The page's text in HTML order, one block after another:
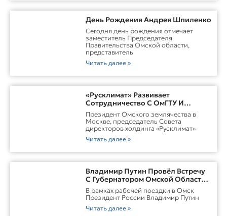
День Рождения Андрея Шпиленко
Cегодня день рождения отмечает
заместитель Председателя
Правительства Омской области,
представитель
Читать далее »
«Русклимат» Развивает
Сотрудничество С ОмГТУ И
Участвует В Обновлении
Городской Среды Омска
Президент Омского землячества в
Москве, председатель Совета
директоров холдинга «Русклимат»
Читать далее »
Владимир Путин Провёл Встречу
С Губернатором Омской Области
Виталием ХоценкоИсточник
В рамках рабочей поездки в Омск
Президент России Владимир Путин
Читать далее »